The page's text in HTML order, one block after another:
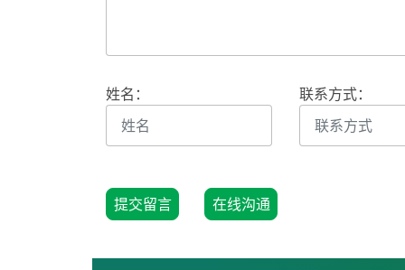
姓名： 联系方式：
提交留言 在线沟通